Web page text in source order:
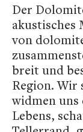
Der
akustisches
von
breit und
Region. Wir
widmen uns
Lebens,